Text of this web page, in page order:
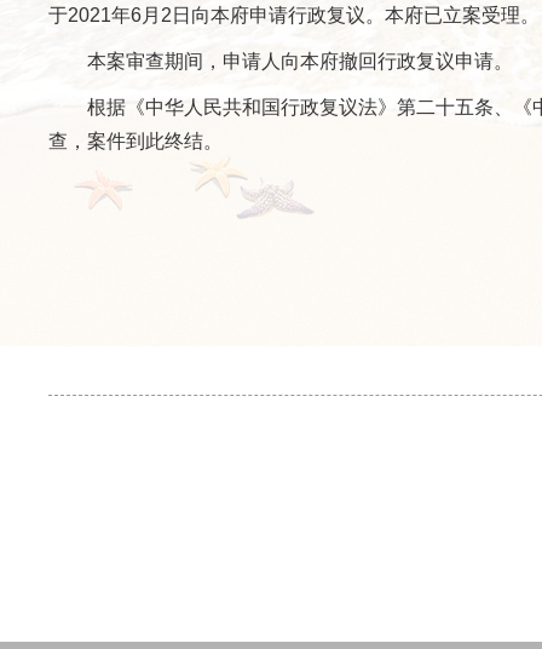
于2021年6月2日向本府申请行政复议。本府已立案受理。
本案审查期间，申请人向本府撤回行政复议申请。
根据《中华人民共和国行政复议法》第二十五条、《
查，案件到此终结。